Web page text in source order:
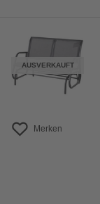
AUSVERKAUFT
Merken